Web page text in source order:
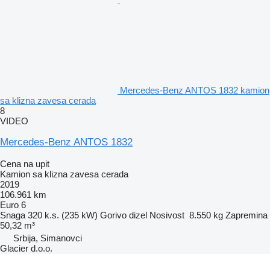
Mercedes-Benz ANTOS 1832 kamion
sa klizna zavesa cerada
8
VIDEO
Mercedes-Benz ANTOS 1832
Cena na upit
Kamion sa klizna zavesa cerada
2019
106.961 km
Euro 6
Snaga 320 k.s. (235 kW) Gorivo dizel Nosivost 8.550 kg Zapremina
50,32 m³
Srbija, Simanovci
Glacier d.o.o.